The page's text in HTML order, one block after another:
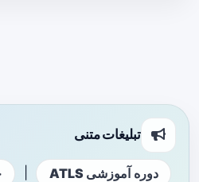
تبلیغات متنی
دوره آموزشی ATLS